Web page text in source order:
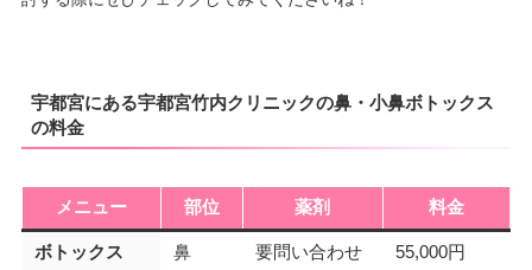
宇都宮にある宇都宮竹内クリニックの鼻・小鼻ボトックス
の料金
メニュー 部位 薬剤 料金
ボトックス 鼻 要問い合わせ 55,000円